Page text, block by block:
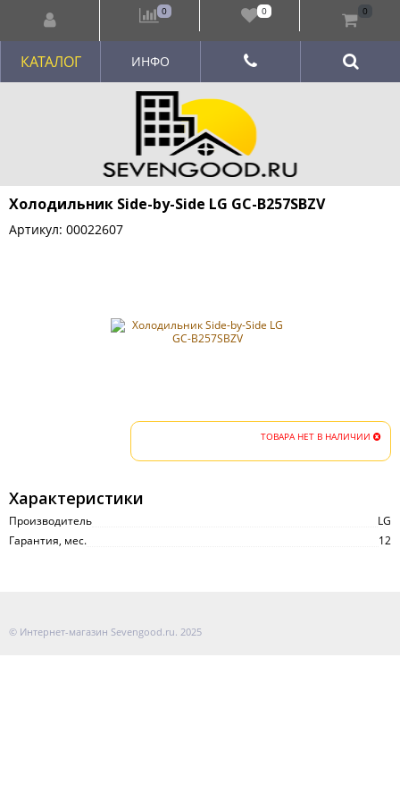
КАТАЛОГ ИНФО
Холодильник Side-by-Side LG GC-B257SBZV
Артикул: 00022607
ТОВАРА НЕТ В НАЛИЧИИ
Характеристики
Производитель
LG
Гарантия, мес.
12
© Интернет-магазин Sevengood.ru. 2025
0 0 0